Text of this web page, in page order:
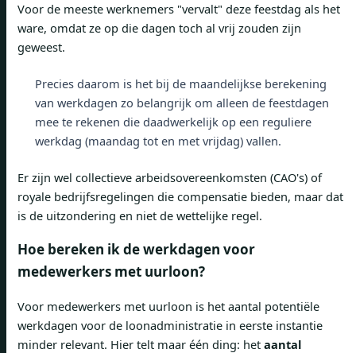
Voor de meeste werknemers "vervalt" deze feestdag als het
ware, omdat ze op die dagen toch al vrij zouden zijn
geweest.
Precies daarom is het bij de maandelijkse berekening
van werkdagen zo belangrijk om alleen de feestdagen
mee te rekenen die daadwerkelijk op een reguliere
werkdag (maandag tot en met vrijdag) vallen.
Er zijn wel collectieve arbeidsovereenkomsten (CAO's) of
royale bedrijfsregelingen die compensatie bieden, maar dat
is de uitzondering en niet de wettelijke regel.
Hoe bereken ik de werkdagen voor
medewerkers met uurloon?
Voor medewerkers met uurloon is het aantal potentiële
werkdagen voor de loonadministratie in eerste instantie
minder relevant. Hier telt maar één ding: het aantal